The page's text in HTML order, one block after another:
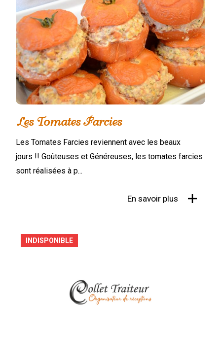
Les Tomates Farcies
Les Tomates Farcies reviennent avec les beaux
jours !! Goûteuses et Généreuses, les tomates farcies
sont réalisées à p...
En savoir plus
INDISPONIBLE